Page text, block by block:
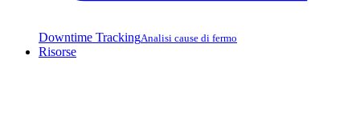
Downtime TrackingAnalisi cause di fermo
Risorse